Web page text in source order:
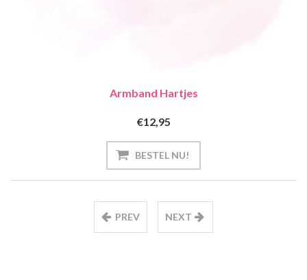
Armband Hartjes
€12,95
PREV NEXT